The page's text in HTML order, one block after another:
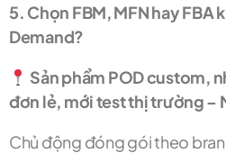
5. Chọn FBM, MFN hay FBA
Demand?
Sản phẩm POD custom,
đơn lẻ, mới test thị trường –
Chủ động đóng gói theo